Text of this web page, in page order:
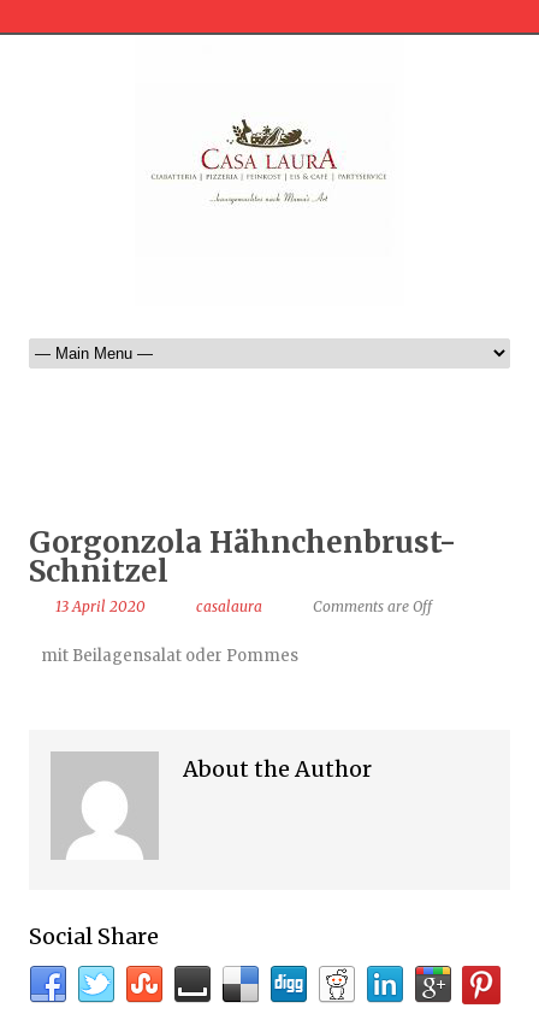
Gorgonzola Hähnchenbrust-
Schnitzel
13 April 2020 casalaura Comments are Off
mit Beilagensalat oder Pommes
About the Author
Social Share